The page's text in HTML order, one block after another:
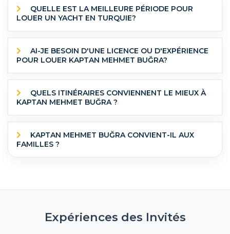
LOUER UN YACHT EN TURQUIE?
POUR LOUER KAPTAN MEHMET BUĞRA?
KAPTAN MEHMET BUĞRA ?
FAMILLES ?
Expériences des Invités